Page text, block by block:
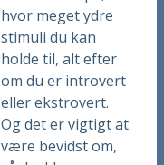
hvor meget ydre
stimuli du kan
holde til, alt efter
om du er introvert
eller ekstrovert.
Og det er vigtigt at
være bevidst om,